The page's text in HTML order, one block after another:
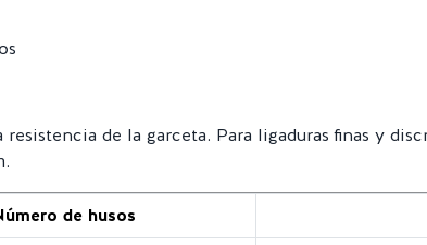
de la garceta. Para ligaduras finas y
de husos